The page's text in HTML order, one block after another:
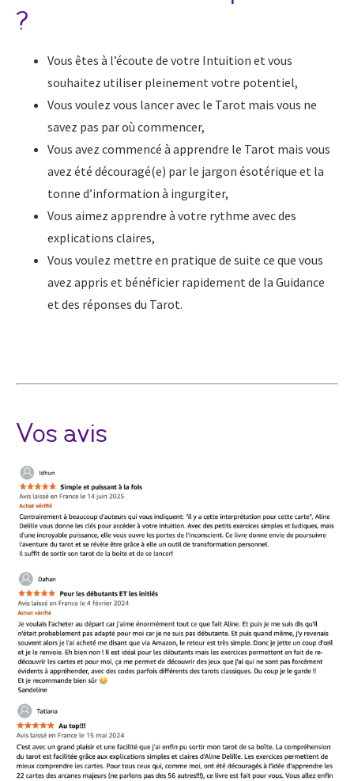
?
Vous êtes à l’écoute de votre Intuition et vous
souhaitez utiliser pleinement votre potentiel,
Vous voulez vous lancer avec le Tarot mais vous ne
savez pas par où commencer,
Vous avez commencé à apprendre le Tarot mais vous
avez été découragé(e) par le jargon ésotérique et la
tonne d’information à ingurgiter,
Vous aimez apprendre à votre rythme avec des
explications claires,
Vous voulez mettre en pratique de suite ce que vous
avez appris et bénéficier rapidement de la Guidance
et des réponses du Tarot.
Vos avis